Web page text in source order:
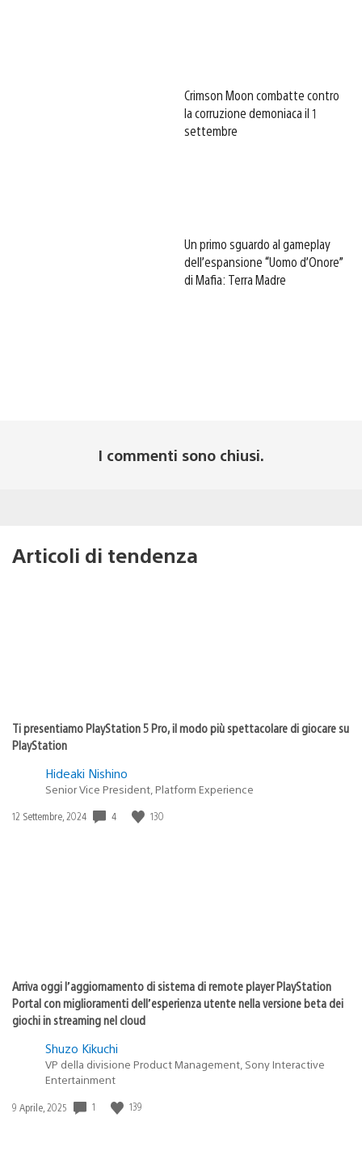
Crimson Moon combatte contro
la corruzione demoniaca il 1
settembre
Un primo sguardo al gameplay
dell’espansione “Uomo d’Onore”
di Mafia: Terra Madre
I commenti sono chiusi.
Articoli di tendenza
Ti presentiamo PlayStation 5 Pro, il modo più spettacolare di giocare su
PlayStation
Hideaki Nishino
Senior Vice President, Platform Experience
Data
12 Settembre, 2024 4 130
Arriva oggi l’aggiornamento di sistema di remote player PlayStation
Portal con miglioramenti dell’esperienza utente nella versione beta dei
giochi in streaming nel cloud
Shuzo Kikuchi
VP della divisione Product Management, Sony Interactive
Entertainment
Data
9 Aprile, 2025 1 139